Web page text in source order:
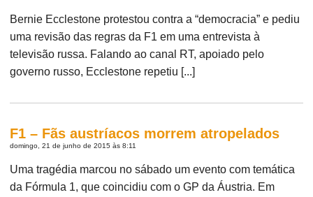
Bernie Ecclestone protestou contra a “democracia” e pediu
uma revisão das regras da F1 em uma entrevista à
televisão russa. Falando ao canal RT, apoiado pelo
governo russo, Ecclestone repetiu [...]
F1 – Fãs austríacos morrem atropelados
domingo, 21 de junho de 2015 às 8:11
Uma tragédia marcou no sábado um evento com temática
da Fórmula 1, que coincidiu com o GP da Áustria. Em